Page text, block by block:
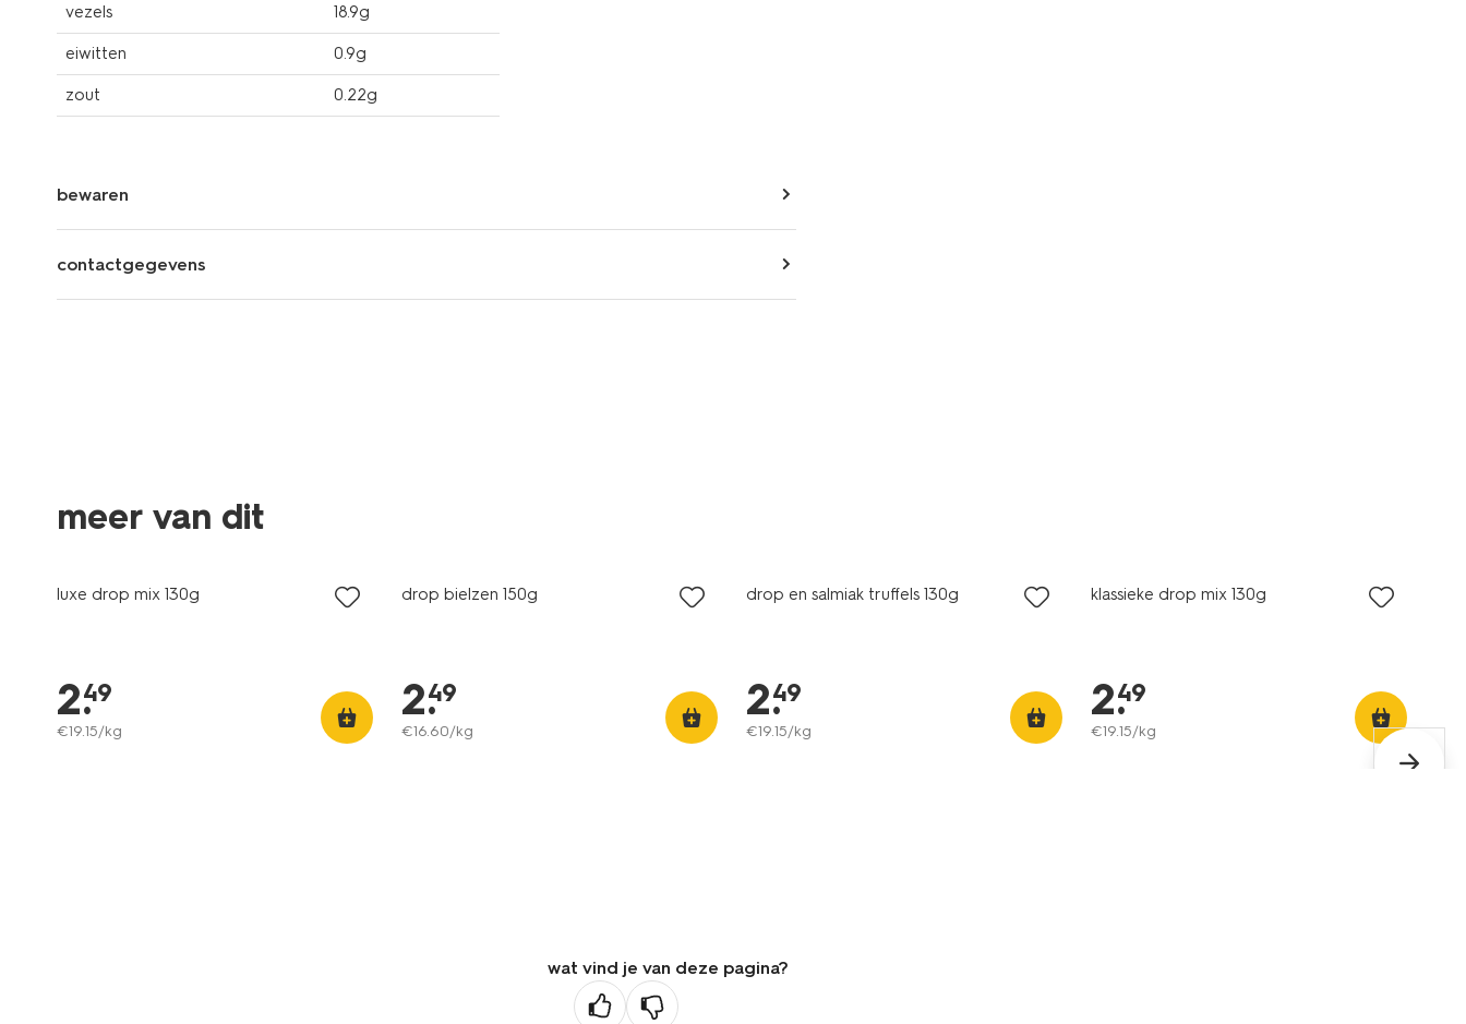
vezels 18.9g
eiwitten 0.9g
zout 0.22g
bewaren
contactgegevens
meer van dit
2 voor 3.99
luxe drop mix 130g
2.
49
€19.15/kg
drop bielzen 150g
2.
49
€16.60/kg
drop en salmiak truffels 130g
2.
49
€19.15/kg
klassieke drop mix 130g
2.
49
€19.15/kg
wat vind je van deze pagina?